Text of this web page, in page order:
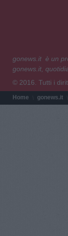
gonews.it è un
gonews.it,
© 2016. Tutti i
Home gonews.it